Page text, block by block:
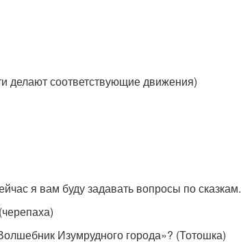
делают соответствующие движения)
я вам буду задавать вопросы по сказкам.
Изумрудного города»? (Тотошка)